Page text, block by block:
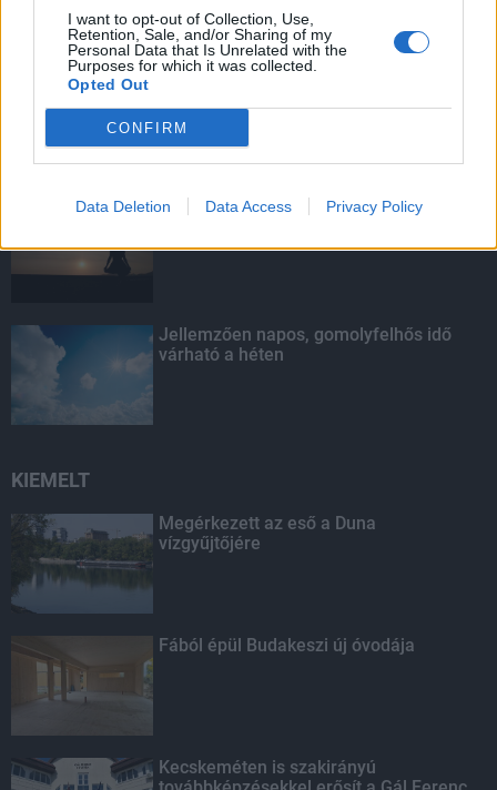
I want to opt-out of Collection, Use,
Retention, Sale, and/or Sharing of my
Personal Data that Is Unrelated with the
Purposes for which it was collected.
Opted Out
CONFIRM
Data Deletion Data Access Privacy Policy
LEGOLVASOTTABB
Tizenöt hegedűkészítő-mester mutatja
be munkáját Budán
Amire többmillióan vártunk: szombattól
Jellemzően napos, gomolyfelhős idő
várható a héten
KIEMELT
Megérkezett az eső a Duna
vízgyűjtőjére
Fából épül Budakeszi új óvodája
Kecskeméten is szakirányú